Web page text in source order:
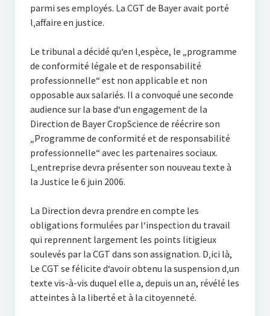
parmi ses employés. La CGT de Bayer avait porté
l‚affaire en justice.
Le tribunal a décidé qu‘en l‚espèce, le „programme
de conformité légale et de responsabilité
professionnelle“ est non applicable et non
opposable aux salariés. Il a convoqué une seconde
audience sur la base d‘un engagement de la
Direction de Bayer CropScience de réécrire son
„Programme de conformité et de responsabilité
professionnelle“ avec les partenaires sociaux.
L‚entreprise devra présenter son nouveau texte à
la Justice le 6 juin 2006.
La Direction devra prendre en compte les
obligations formulées par l‘inspection du travail
qui reprennent largement les points litigieux
soulevés par la CGT dans son assignation. D‚ici là,
Le CGT se félicite d‘avoir obtenu la suspension d‚un
texte vis-à-vis duquel elle a, depuis un an, révélé les
atteintes à la liberté et à la citoyenneté.